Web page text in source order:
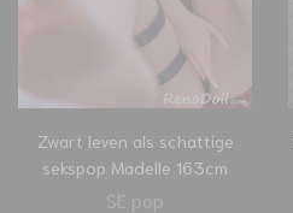
Zwart leven als schattige
sekspop Madelle 163cm
SE pop